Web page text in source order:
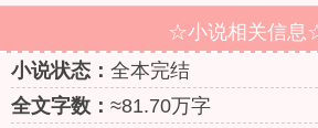
☆小说相关信息
小说状态： 全本完结
全文字数： ≈81.70万字